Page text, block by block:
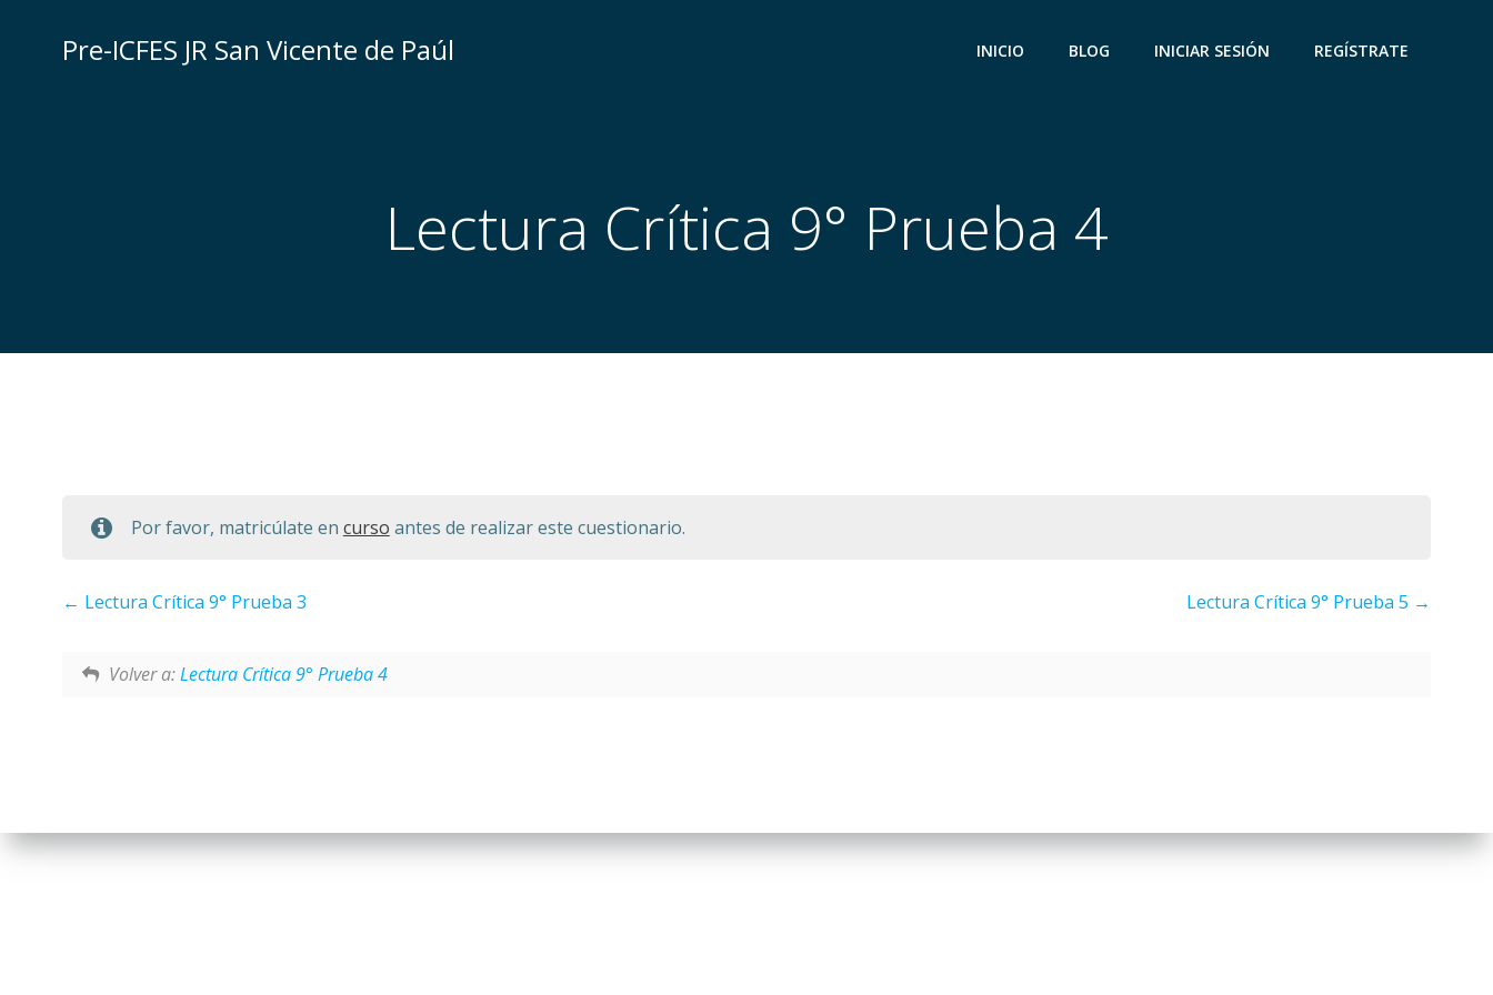
contenidoPre-ICFES JR San Vicente de Paúl INICIO BLOG INICIAR SESIÓN REGÍSTRATE
Lectura Crítica 9° Prueba 4
Por favor, matricúlate en curso antes de realizar este cuestionario.
Lectura Crítica 9° Prueba 3 Lectura Crítica 9° Prueba 5
Volver a:Lectura Crítica 9° Prueba 4